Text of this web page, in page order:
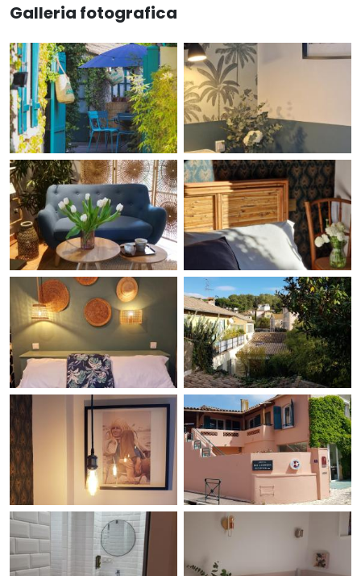
Galleria fotografica